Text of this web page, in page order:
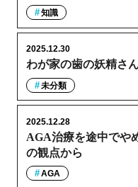
知識
わが家の歯の妖精さ
2025.12.30
未分類
AGA治療を途中でや
の観点から
2025.12.28
AGA